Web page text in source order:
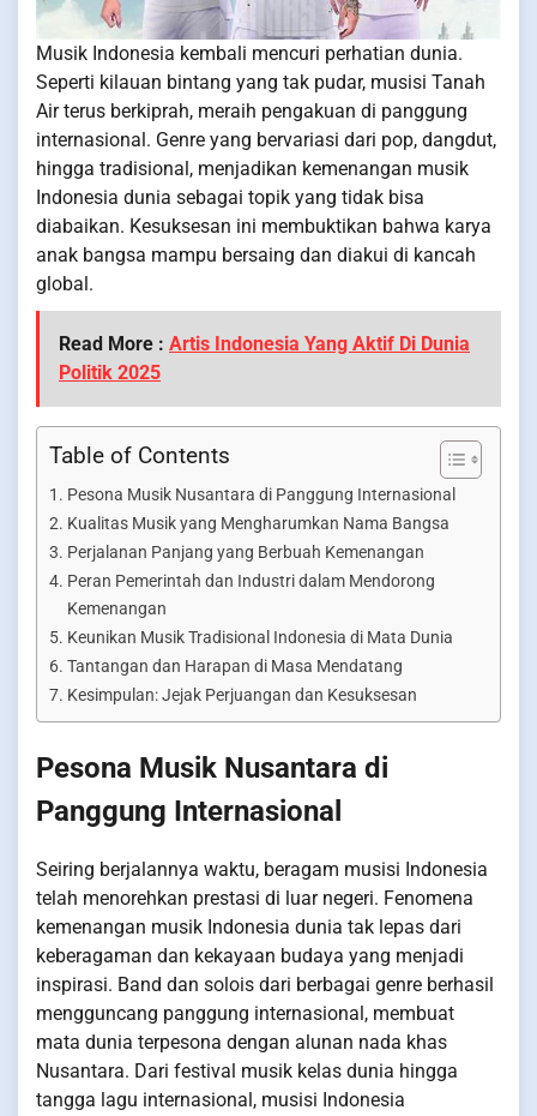
Musik Indonesia kembali mencuri perhatian dunia.
Seperti kilauan bintang yang tak pudar, musisi Tanah
Air terus berkiprah, meraih pengakuan di panggung
internasional. Genre yang bervariasi dari pop, dangdut,
hingga tradisional, menjadikan kemenangan musik
Indonesia dunia sebagai topik yang tidak bisa
diabaikan. Kesuksesan ini membuktikan bahwa karya
anak bangsa mampu bersaing dan diakui di kancah
global.
Read More : Artis Indonesia Yang Aktif Di Dunia
Politik 2025
Table of Contents
Pesona Musik Nusantara di Panggung Internasional
Kualitas Musik yang Mengharumkan Nama Bangsa
Perjalanan Panjang yang Berbuah Kemenangan
Peran Pemerintah dan Industri dalam Mendorong
Kemenangan
Keunikan Musik Tradisional Indonesia di Mata Dunia
Tantangan dan Harapan di Masa Mendatang
Kesimpulan: Jejak Perjuangan dan Kesuksesan
Pesona Musik Nusantara di
Panggung Internasional
Seiring berjalannya waktu, beragam musisi Indonesia
telah menorehkan prestasi di luar negeri. Fenomena
kemenangan musik Indonesia dunia tak lepas dari
keberagaman dan kekayaan budaya yang menjadi
inspirasi. Band dan solois dari berbagai genre berhasil
mengguncang panggung internasional, membuat
mata dunia terpesona dengan alunan nada khas
Nusantara. Dari festival musik kelas dunia hingga
tangga lagu internasional, musisi Indonesia